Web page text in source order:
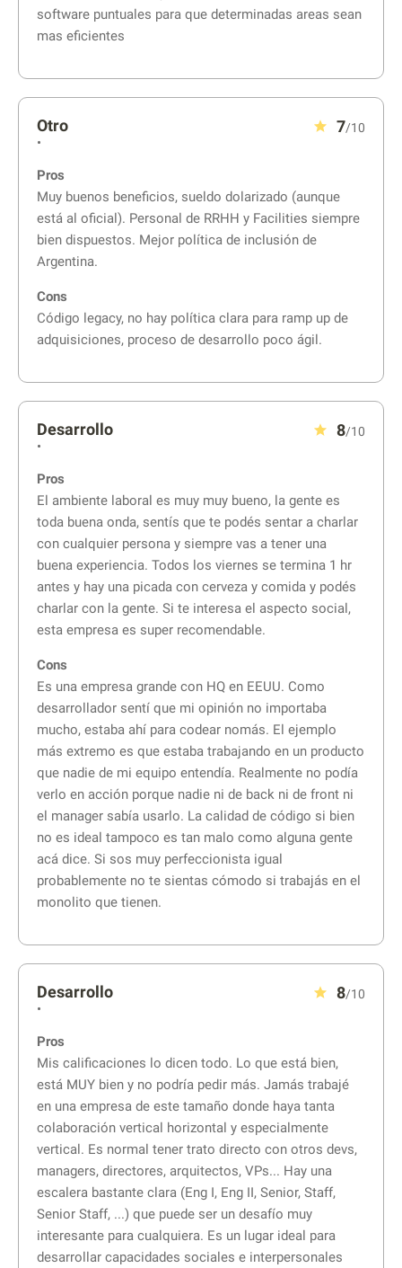
software puntuales para que determinadas areas sean
mas eficientes
Otro
•
7/10
Pros
Muy buenos beneficios, sueldo dolarizado (aunque
está al oficial). Personal de RRHH y Facilities siempre
bien dispuestos. Mejor política de inclusión de
Argentina.
Cons
Código legacy, no hay política clara para ramp up de
adquisiciones, proceso de desarrollo poco ágil.
Desarrollo
•
8/10
Pros
El ambiente laboral es muy muy bueno, la gente es
toda buena onda, sentís que te podés sentar a charlar
con cualquier persona y siempre vas a tener una
buena experiencia. Todos los viernes se termina 1 hr
antes y hay una picada con cerveza y comida y podés
charlar con la gente. Si te interesa el aspecto social,
esta empresa es super recomendable.
Cons
Es una empresa grande con HQ en EEUU. Como
desarrollador sentí que mi opinión no importaba
mucho, estaba ahí para codear nomás. El ejemplo
más extremo es que estaba trabajando en un producto
que nadie de mi equipo entendía. Realmente no podía
verlo en acción porque nadie ni de back ni de front ni
el manager sabía usarlo. La calidad de código si bien
no es ideal tampoco es tan malo como alguna gente
acá dice. Si sos muy perfeccionista igual
probablemente no te sientas cómodo si trabajás en el
monolito que tienen.
Desarrollo
•
8/10
Pros
Mis calificaciones lo dicen todo. Lo que está bien,
está MUY bien y no podría pedir más. Jamás trabajé
en una empresa de este tamaño donde haya tanta
colaboración vertical horizontal y especialmente
vertical. Es normal tener trato directo con otros devs,
managers, directores, arquitectos, VPs... Hay una
escalera bastante clara (Eng I, Eng II, Senior, Staff,
Senior Staff, ...) que puede ser un desafío muy
interesante para cualquiera. Es un lugar ideal para
desarrollar capacidades sociales e interpersonales